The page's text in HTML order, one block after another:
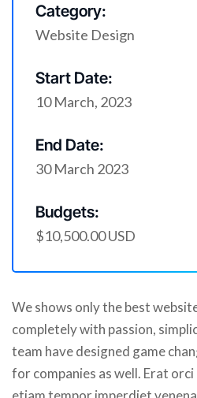
Category:
Website Design
Start Date:
10 March, 2023
End Date:
30 March 2023
Budgets:
$10,500.00 USD
We shows only the best
completely with passion,
team have designed game
for companies as well. Erat orci